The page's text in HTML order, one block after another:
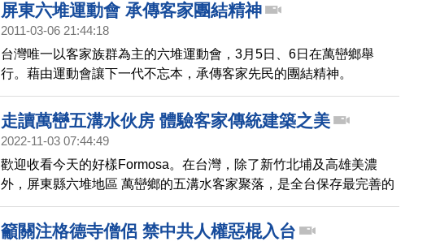
屏東六堆運動會 承傳客家團結精神
2011-03-06 21:44:18
台灣唯一以客家族群為主的六堆運動會，3月5日、6日在萬巒鄉舉
行。藉由運動會讓下一代不忘本，承傳客家先民的團結精神。
走讀萬巒五溝水伙房 體驗客家傳統建築之美
2022-11-03 07:44:49
歡迎收看今天的好樣Formosa。在台灣，除了新竹北埔及高雄美濃
外，屏東縣六堆地區 萬巒鄉的五溝水客家聚落，是全台保存最完善的
客家聚落之一，同時也是全台灣第一個通過登錄保存的客庄聚落，多
座有百年歷史的特色建築，透過鏡頭一塊欣賞賞。
籲關注格德寺僧侶 禁中共人權惡棍入台